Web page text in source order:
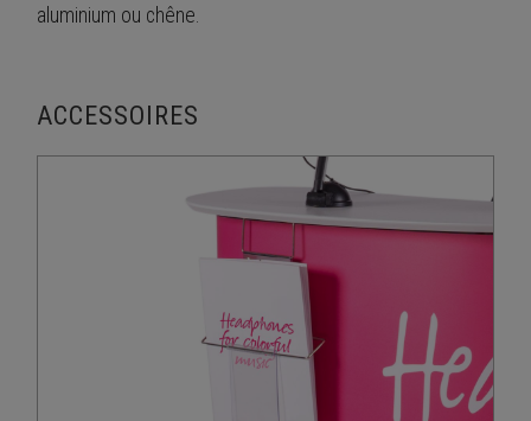
aluminium ou chêne.
ACCESSOIRES